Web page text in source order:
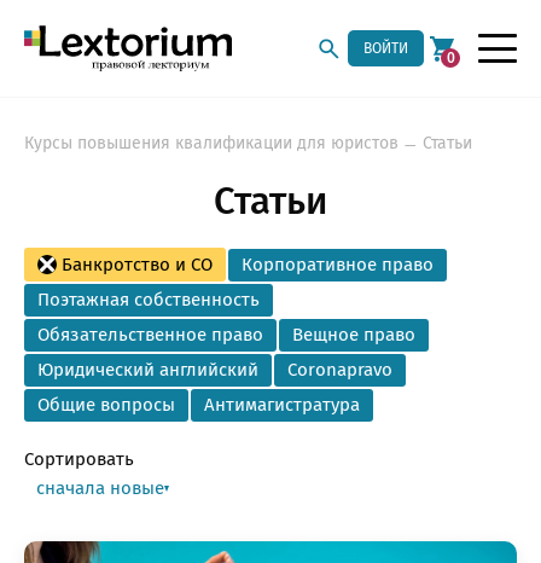
ВОЙТИ
0
Курсы повышения квалификации для юристов Статьи
Статьи
Банкротство и СО
Корпоративное право
Поэтажная собственность
Обязательственное право
Вещное право
Юридический английский
Coronapravo
Общие вопросы
Антимагистратура
Сортировать
сначала новые